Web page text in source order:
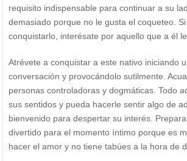
requisito indispensable para continuar a su
demasiado porque no le gusta el coqueteo.
conquistarlo, interésate por aquello que a él le
Atrévete a conquistar a este nativo iniciando
conversación y provocándolo sutilmente.
personas controladoras y dogmáticas. Todo
sus sentidos y pueda hacerle sentir algo de
bienvenido para despertar su interés.
divertido para el momento íntimo porque es
hacer el amor y no tiene tabúes a la hora de